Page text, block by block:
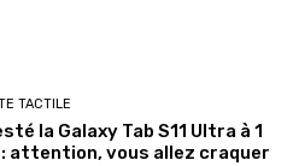
TACTILE
la Galaxy Tab S11 Ultra à 1
attention, vous allez craquer